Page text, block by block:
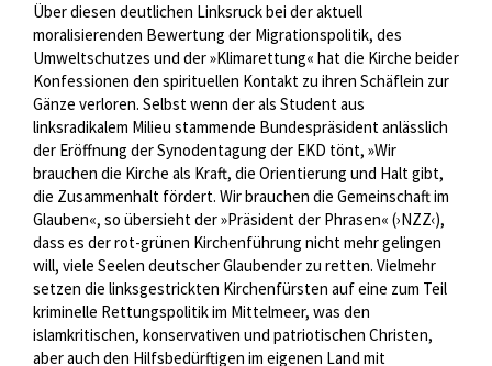
Über diesen deutlichen Linksruck bei der aktuell
moralisierenden Bewertung der Migrationspolitik, des
Umweltschutzes und der »Klimarettung« hat die Kirche beider
Konfessionen den spirituellen Kontakt zu ihren Schäflein zur
Gänze verloren. Selbst wenn der als Student aus
linksradikalem Milieu stammende Bundespräsident anlässlich
der Eröffnung der Synodentagung der EKD tönt, »Wir
brauchen die Kirche als Kraft, die Orientierung und Halt gibt,
die Zusammenhalt fördert. Wir brauchen die Gemeinschaft im
Glauben«, so übersieht der »Präsident der Phrasen« (›NZZ‹),
dass es der rot-grünen Kirchenführung nicht mehr gelingen
will, viele Seelen deutscher Glaubender zu retten. Vielmehr
setzen die linksgestrickten Kirchenfürsten auf eine zum Teil
kriminelle Rettungspolitik im Mittelmeer, was den
islamkritischen, konservativen und patriotischen Christen,
aber auch den Hilfsbedürftigen im eigenen Land mit